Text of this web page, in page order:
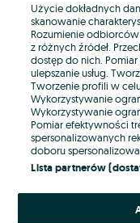
E-mail
Hasło
Nie pamiętasz hasła?
Użycie dokładnych
skanowanie
Rozumienie
z różnych źródeł.
dostęp do nich.
ulepszanie usług.
Tworzenie profili w
Wykorzystywanie
Wykorzystywanie
Pomiar efektywności
spersonalizowanych
doboru
Lista partnerów